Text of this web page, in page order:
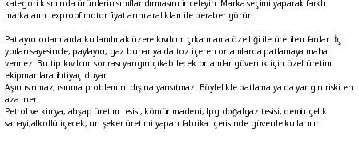
kategori kısmında ürünlerin sınıflandırmasını inceleyin. Marka seçimi yaparak farklı
markaların exproof motor fiyatlarını aralıkları ile beraber görün.
Patlayıcı ortamlarda kullanılmak üzere kıvılcım çıkarmama özelliği ile üretilen fanlar. İç
ypıları sayesinde, paylayıcı, gaz buhar ya da toz içeren ortamlarda patlamaya mahal
vermez. Bu tip kıvılcım sonrası yangın çıkabilecek ortamlar güvenlik için özel üretim
ekipmanlara ihtiyaç duyar.
Aşırı ısınmaz, ısınma problemini dışına yansıtmaz. Böylelikle patlama ya da yangın riski en
aza iner.
Petrol ve kimya, ahşap üretim tesisi, kömür madeni, lpg doğalgaz tesisi, demir çelik
sanayi,alkollü içecek, un şeker üretimi yapan fabrika içerisinde güvenle kullanılır.